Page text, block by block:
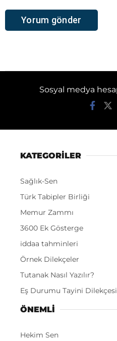
Sosyal medya
KATEGORİLER
Sağlık-Sen
Türk Tabipler Birliği
Memur Zammı
3600 Ek Gösterge
iddaa tahminleri
Örnek Dilekçeler
Tutanak Nasıl Yazılır?
Eş Durumu Tayini
ÖNEMLI
Hekim Sen